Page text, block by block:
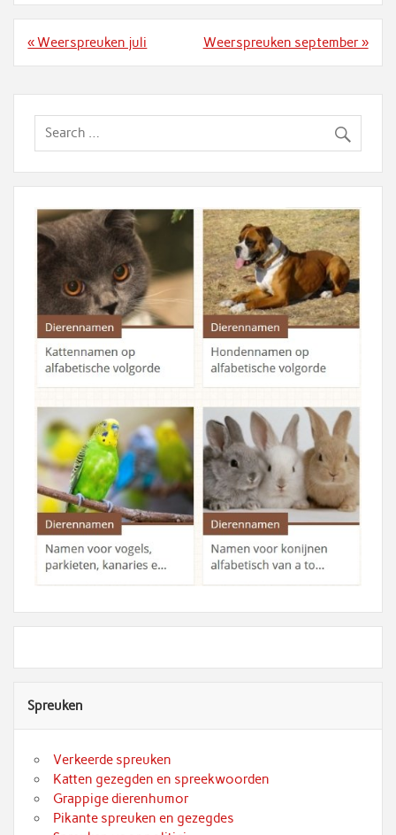
Bericht
« Weerspreuken juli Weerspreuken september »
Spreuken
Verkeerde spreuken
Katten gezegden en spreekwoorden
Grappige dierenhumor
Pikante spreuken en gezegdes